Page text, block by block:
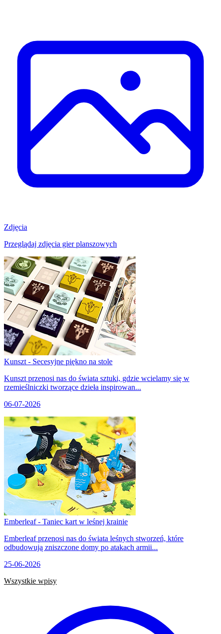
Zdjęcia
Przeglądaj zdjęcia gier planszowych
Kunszt - Secesyjne piękno na stole
Kunszt przenosi nas do świata sztuki, gdzie wcielamy się w
rzemieślniczki tworzące dzieła inspirowan...
06-07-2026
Emberleaf - Taniec kart w leśnej krainie
Emberleaf przenosi nas do świata leśnych stworzeń, które
odbudowują zniszczone domy po atakach armii...
25-06-2026
Wszystkie wpisy